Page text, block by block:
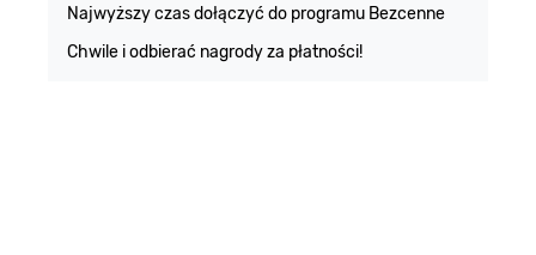
Najwyższy czas dołączyć do programu Bezcenne
Chwile i odbierać nagrody za płatności!